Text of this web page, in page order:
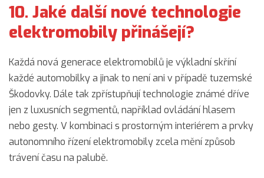
10. Jaké další nové technologie
elektromobily přinášejí?
Každá nová generace elektromobilů je výkladní skříní
každé automobilky a jinak to není ani v případě tuzemské
Škodovky. Dále tak zpřístupňují technologie známé dříve
jen z luxusních segmentů, například ovládání hlasem
nebo gesty. V kombinaci s prostorným interiérem a prvky
autonomního řízení elektromobily zcela mění způsob
trávení času na palubě.